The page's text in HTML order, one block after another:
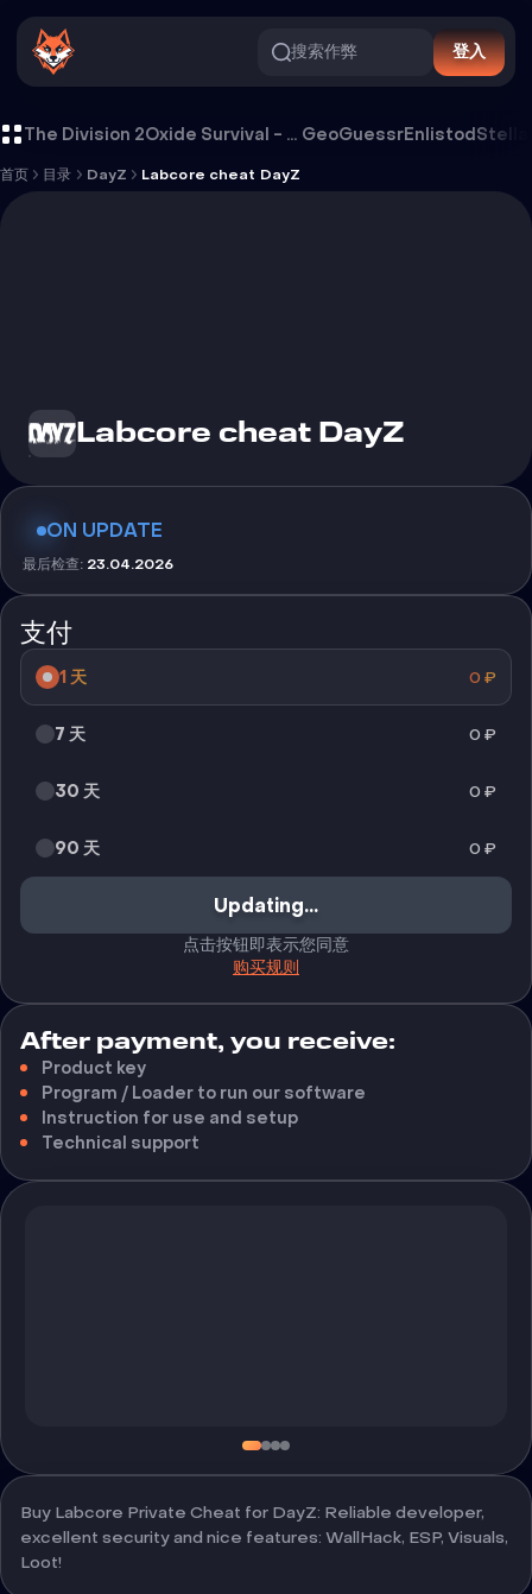
搜索作弊 登入
The Division 2 Oxide Survival - Rust Mobile GeoGuessrEnlistodStella
首页 目录 DayZ Labcore cheat DayZ
Labcore cheat DayZ
ON UPDATE
最后检查: 23.04.2026
支付
1 天 0 ₽
7 天 0 ₽
30 天 0 ₽
90 天 0 ₽
Updating...
点击按钮即表示您同意
购买规则
After payment, you receive:
Product key
Program / Loader to run our software
Instruction for use and setup
Technical support
Buy Labcore Private Cheat for DayZ: Reliable developer,
excellent security and nice features: WallHack, ESP, Visuals,
Loot!